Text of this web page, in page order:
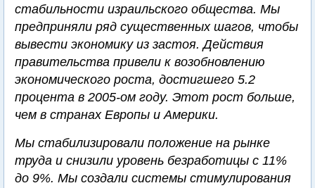
стабильности израильского общества. Мы
предприняли ряд существенных шагов, чтобы
вывести экономику из застоя. Действия
правительства привели к возобновлению
экономического роста, достигшего 5.2
процента в 2005-ом году. Этот рост больше,
чем в странах Европы и Америки.
Мы стабилизировали положение на рынке
труда и снизили уровень безработицы с 11%
до 9%. Мы создали системы стимулирования